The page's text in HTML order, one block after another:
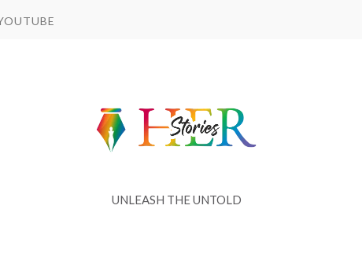
UNLEASH THE UNTOLD